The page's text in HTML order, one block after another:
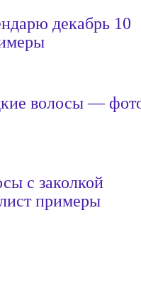
декабрь 10
волосы —
с заколкой
примеры